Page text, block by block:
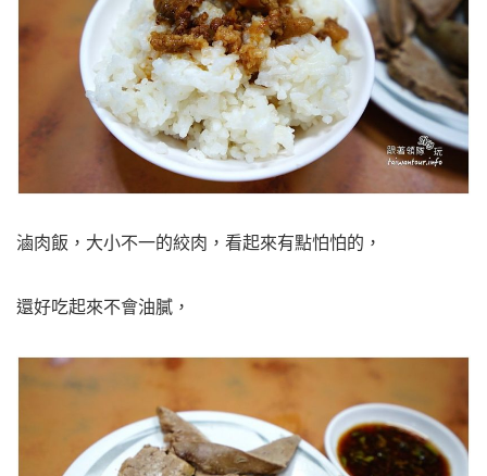
滷肉飯，大小不一的絞肉，看起來有點怕怕的，
還好吃起來不會油膩，